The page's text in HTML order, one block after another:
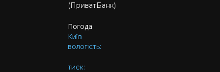
(ПриватБанк)
Погода
Київ
вологість:
тиск: